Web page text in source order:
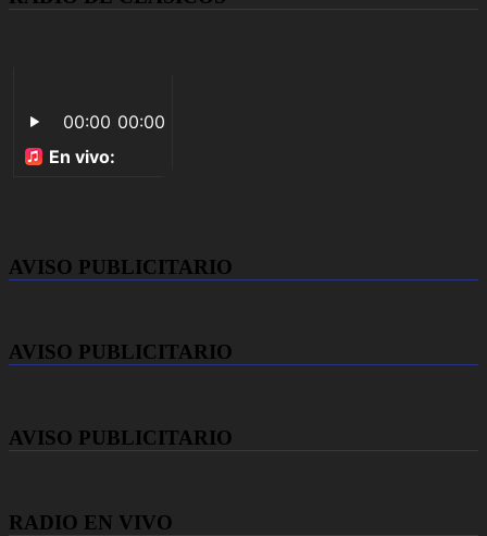
AVISO PUBLICITARIO
AVISO PUBLICITARIO
AVISO PUBLICITARIO
RADIO EN VIVO